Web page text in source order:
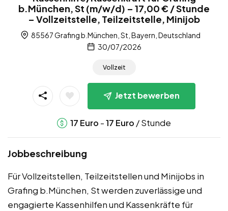
b.München, St (m/w/d) – 17,00 € / Stunde
– Vollzeitstelle, Teilzeitstelle, Minijob
85567 Grafing b.München, St, Bayern, Deutschland
30/07/2026
Vollzeit
Jetzt bewerben
17 Euro -17 Euro / Stunde
Jobbeschreibung
Für Vollzeitstellen, Teilzeitstellen und Minijobs in
Grafing b.München, St werden zuverlässige und
engagierte Kassenhilfen und Kassenkräfte für